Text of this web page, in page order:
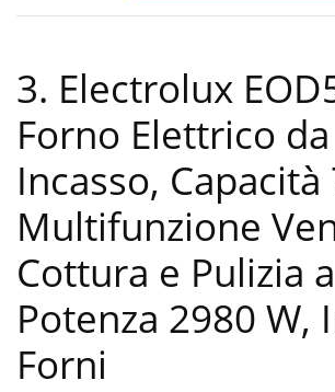
3. Electrolux
Forno Elettrico da
Incasso, Capacità
Multifunzione
Cottura e Pulizia
Potenza 2980 W,
Forni